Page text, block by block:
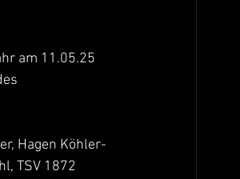
am 11.05.25
Hagen Köhler-
TSV 1872